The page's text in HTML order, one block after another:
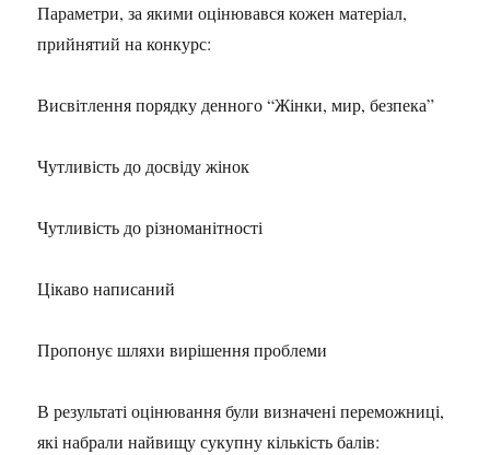
Параметри, за якими оцінювався кожен матеріал,
прийнятий на конкурс:
Висвітлення порядку денного “Жінки, мир, безпека”
Чутливість до досвіду жінок
Чутливість до різноманітності
Цікаво написаний
Пропонує шляхи вирішення проблеми
В результаті оцінювання були визначені переможниці,
які набрали найвищу сукупну кількість балів: